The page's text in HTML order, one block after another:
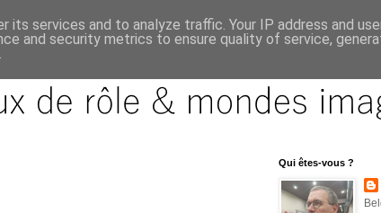
Qui êtes-vous ?
its services and to analyze traffic. Your IP address and
and security metrics to ensure quality of service,